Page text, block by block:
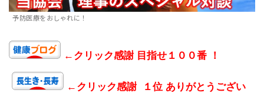
予防医療をおしゃれに！
←クリック感謝 目指せ１００番 ！
←クリック感謝 １位 ありがとうござい